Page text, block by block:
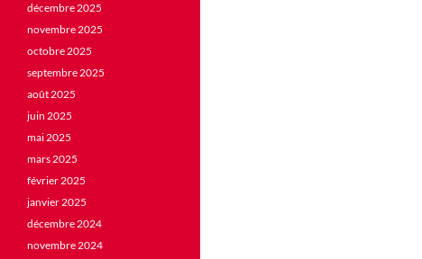
décembre 2025
novembre 2025
octobre 2025
septembre 2025
août 2025
juin 2025
mai 2025
mars 2025
février 2025
janvier 2025
décembre 2024
novembre 2024